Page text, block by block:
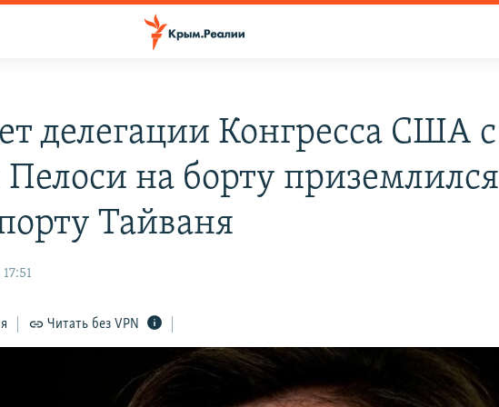
делегации Конгресса США с
на борту приземлился
Тайваня
Читать без VPN